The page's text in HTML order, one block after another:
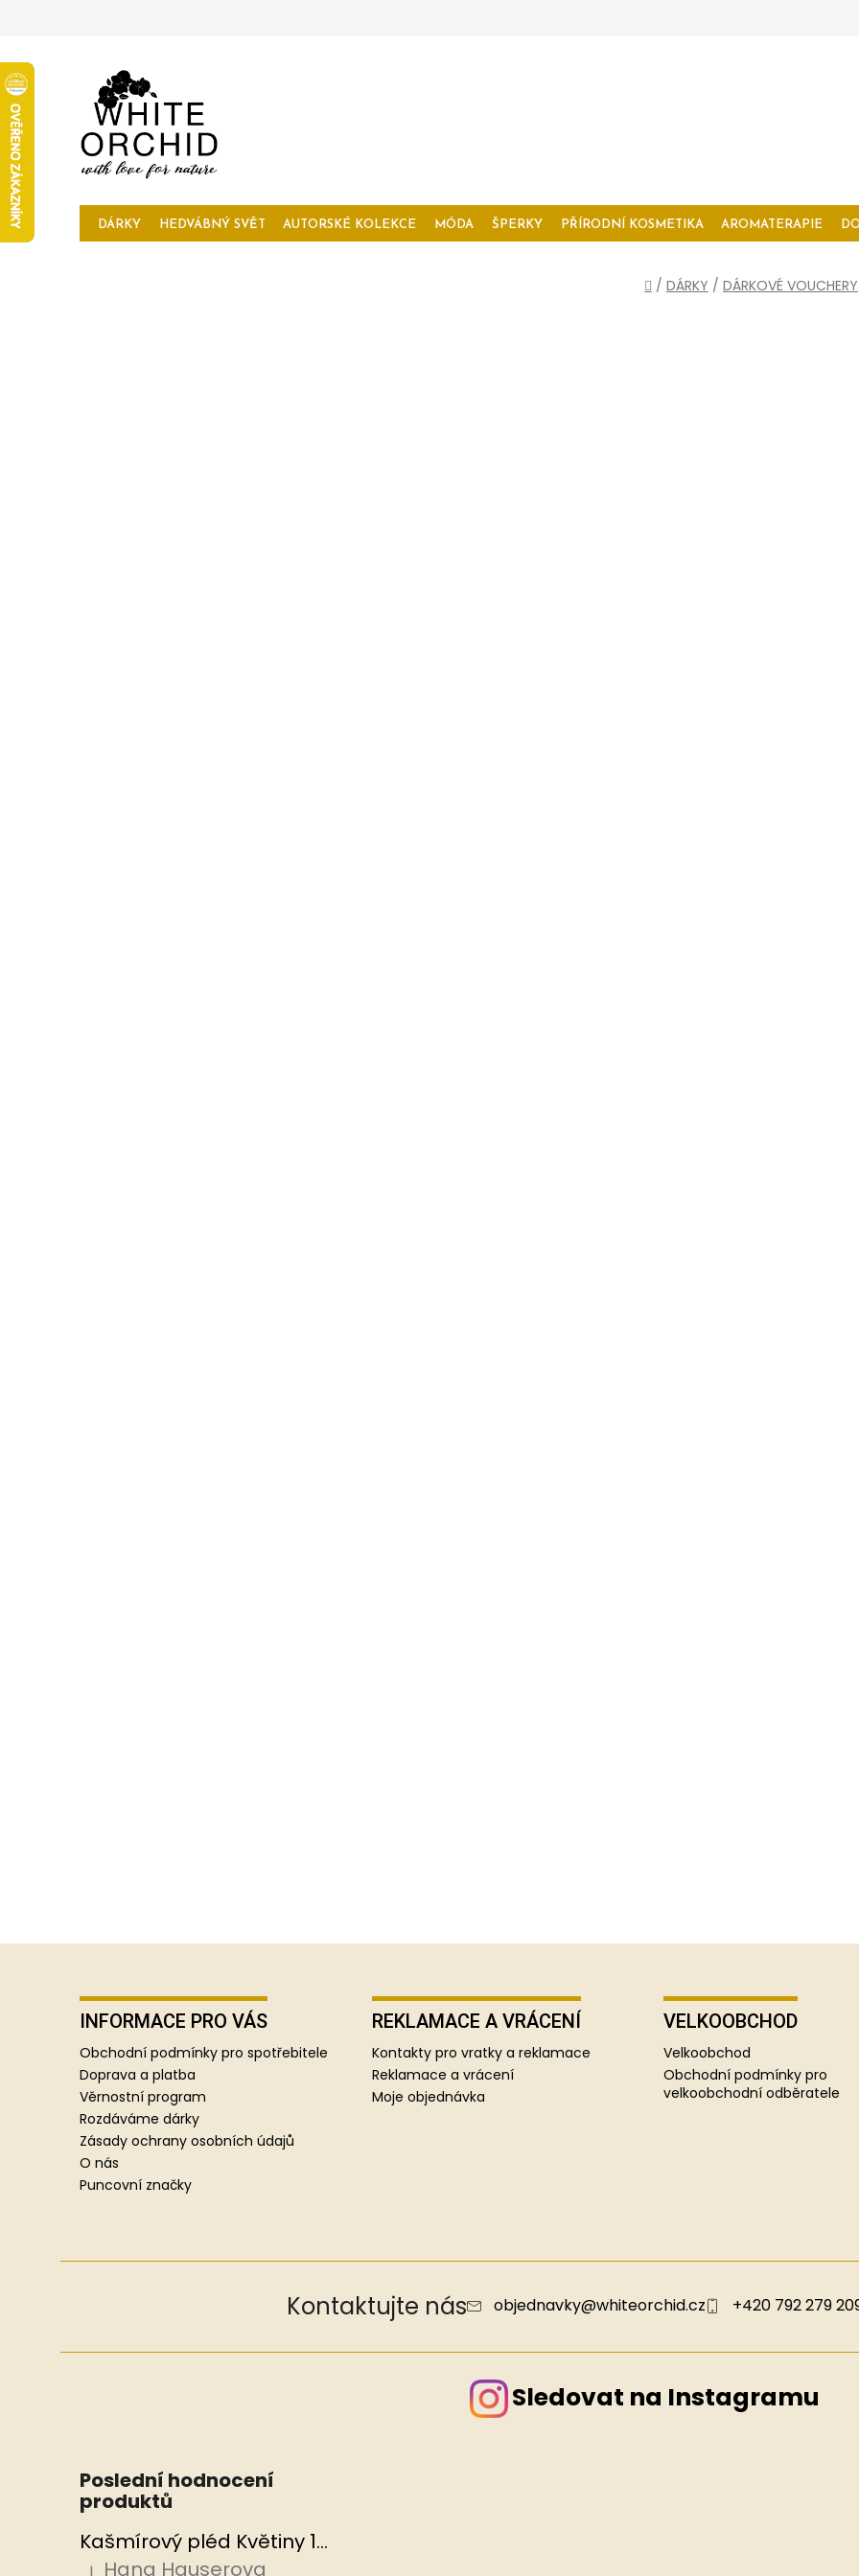
DÁRKY HEDVÁBNÝ SVĚT AUTORSKÉ KOLEKCE MÓDA ŠPERKY PŘÍRODNÍ KOSMETIKA AROMATERAPIE
Domů
/ DÁRKY / DÁRKOVÉ VOUCHERY
INFORMACE PRO VÁS
Obchodní podmínky pro spotřebitele
Doprava a platba
Věrnostní program
Rozdáváme dárky
Zásady ochrany osobních údajů
O nás
Puncovní značky
REKLAMACE A VRÁCENÍ
Kontakty pro vratky a reklamace
Reklamace a vrácení
Moje objednávka
VELKOOBCHOD
Velkoobchod
Obchodní podmínky pro
velkoobchodní odběratele
Kontaktujte nás objednavky@whiteorchid.cz +420 792 279
Sledovat na Instagramu
Poslední hodnocení
produktů
Kašmírový pléd Květiny 100x200 cm, Hedvábný svět
Hana Hauserova